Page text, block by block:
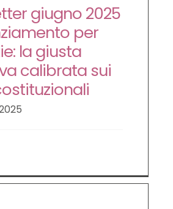
giugno 2025
per
la giusta
calibrata sui